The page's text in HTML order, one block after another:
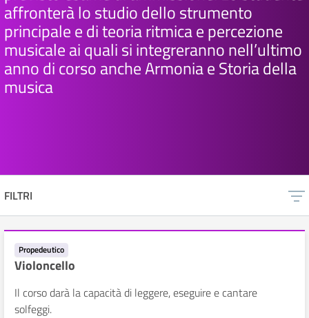
affronterà lo studio dello strumento
principale e di teoria ritmica e percezione
musicale ai quali si integreranno nell’ultimo
anno di corso anche Armonia e Storia della
musica
FILTRI
Propedeutico
Violoncello
Il corso darà la capacità di leggere, eseguire e cantare
solfeggi.